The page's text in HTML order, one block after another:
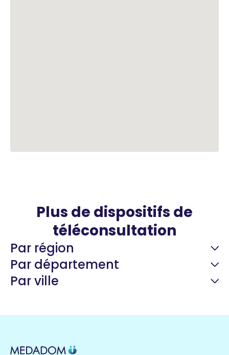
Plus de dispositifs de
téléconsultation
Par région
Par département
Par ville